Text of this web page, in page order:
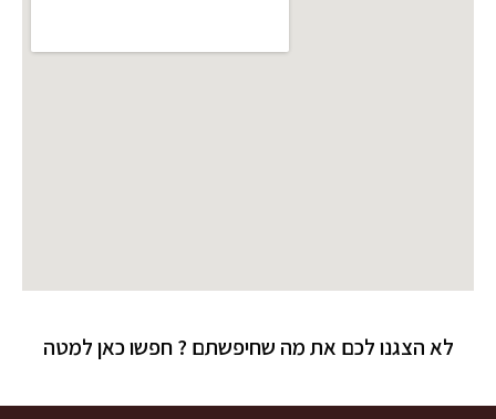
לא הצגנו לכם את מה שחיפשתם ? חפשו כאן למטה